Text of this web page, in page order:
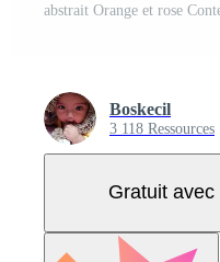
abstrait Orange et rose
Boskecil
3 118 Ressources
Gratuit avec